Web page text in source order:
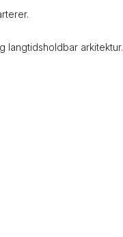
arkitektur.